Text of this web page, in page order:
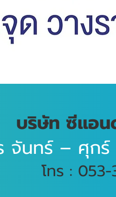
บริษัท ซีแอ
จันทร์ – ศุก
โทร :